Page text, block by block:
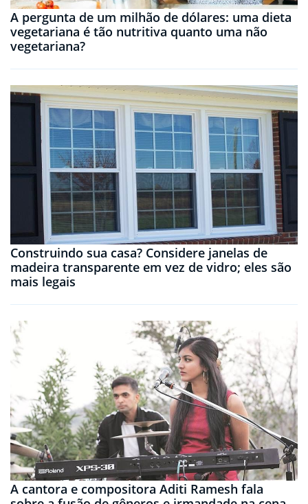
A pergunta de um milhão de dólares: uma dieta
vegetariana é tão nutritiva quanto uma não
vegetariana?
Construindo sua casa? Considere janelas de
madeira transparente em vez de vidro; eles são
mais legais
A cantora e compositora Aditi Ramesh fala